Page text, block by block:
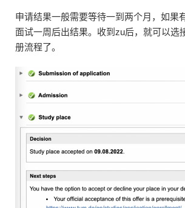
申请结果一般需要等待一到两个月，如果
面试一周后出结果。收到zu后，就可以选
册流程了。